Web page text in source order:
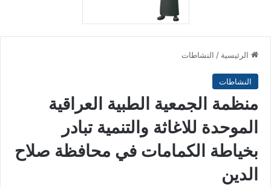
الرئيسية / النشاطات
النشاطات
منظمة الجمعية الطبية العراقية
الموحدة للاغاثة والتنمية تبادر
بخياطة الكمامات في محافظة صلاح
الدين